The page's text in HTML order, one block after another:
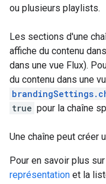
ou plusieurs playlists.
Les sections d'une
affiche du contenu
dans une vue Flux).
du contenu dans une
true pour la chaîne
Une chaîne peut créer
Pour en savoir plus
représentation et la